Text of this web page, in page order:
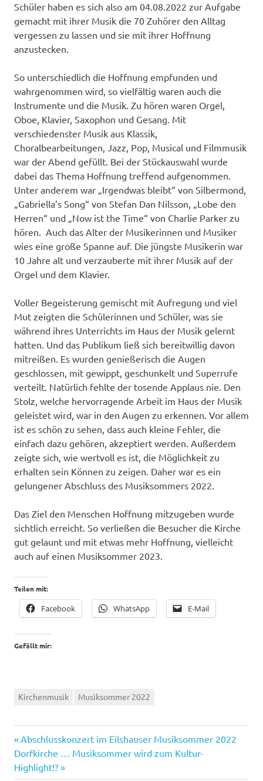
Schüler haben es sich also am 04.08.2022 zur Aufgabe
gemacht mit ihrer Musik die 70 Zuhörer den Alltag
vergessen zu lassen und sie mit ihrer Hoffnung
anzustecken.
So unterschiedlich die Hoffnung empfunden und
wahrgenommen wird, so vielfältig waren auch die
Instrumente und die Musik. Zu hören waren Orgel,
Oboe, Klavier, Saxophon und Gesang. Mit
verschiedenster Musik aus Klassik,
Choralbearbeitungen, Jazz, Pop, Musical und Filmmusik
war der Abend gefüllt. Bei der Stückauswahl wurde
dabei das Thema Hoffnung treffend aufgenommen.
Unter anderem war „Irgendwas bleibt“ von Silbermond,
„Gabriella’s Song“ von Stefan Dan Nilsson, „Lobe den
Herren“ und „Now ist the Time“ von Charlie Parker zu
hören. Auch das Alter der Musikerinnen und Musiker
wies eine große Spanne auf. Die jüngste Musikerin war
10 Jahre alt und verzauberte mit ihrer Musik auf der
Orgel und dem Klavier.
Voller Begeisterung gemischt mit Aufregung und viel
Mut zeigten die Schülerinnen und Schüler, was sie
während ihres Unterrichts im Haus der Musik gelernt
hatten. Und das Publikum ließ sich bereitwillig davon
mitreißen. Es wurden genießerisch die Augen
geschlossen, mit gewippt, geschunkelt und Superrufe
verteilt. Natürlich fehlte der tosende Applaus nie. Den
Stolz, welche hervorragende Arbeit im Haus der Musik
geleistet wird, war in den Augen zu erkennen. Vor allem
ist es schön zu sehen, dass auch kleine Fehler, die
einfach dazu gehören, akzeptiert werden. Außerdem
zeigte sich, wie wertvoll es ist, die Möglichkeit zu
erhalten sein Können zu zeigen. Daher war es ein
gelungener Abschluss des Musiksommers 2022.
Das Ziel den Menschen Hoffnung mitzugeben wurde
sichtlich erreicht. So verließen die Besucher die Kirche
gut gelaunt und mit etwas mehr Hoffnung, vielleicht
auch auf einen Musiksommer 2023.
Teilen mit:
Facebook WhatsApp E-Mail
Gefällt mir:
Kirchenmusik Musiksommer 2022
Beitragsnavigation
Vorheriger
Beitrag:
Abschlusskonzert im Eilshauser Musiksommer 2022
Nächster
Beitrag:
Dorfkirche … Musiksommer wird zum Kultur-
Highlight!?